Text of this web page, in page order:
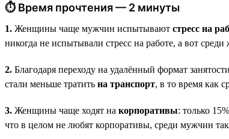
⏱ Время прочтения — 2 минуты
1. Женщины чаще мужчин испытывают стресс на
никогда не испытывали стресс на работе, а вот
2. Благодаря переходу на удалённый формат
стали меньше тратить на транспорт, в то время как
3. Женщины чаще ходят на корпоративы: только
что в целом не любят корпоративы, среди мужчин